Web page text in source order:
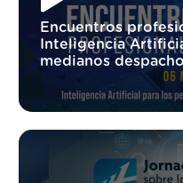
Encuentros
Inteligencia
medianos